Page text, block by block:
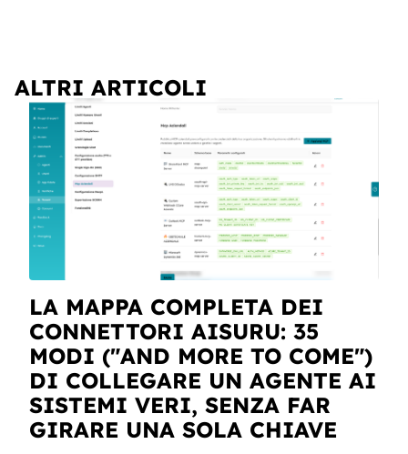
ALTRI ARTICOLI
LA MAPPA COMPLETA DEI
CONNETTORI AISURU: 35
MODI ("AND MORE TO COME")
DI COLLEGARE UN AGENTE AI
SISTEMI VERI, SENZA FAR
GIRARE UNA SOLA CHIAVE